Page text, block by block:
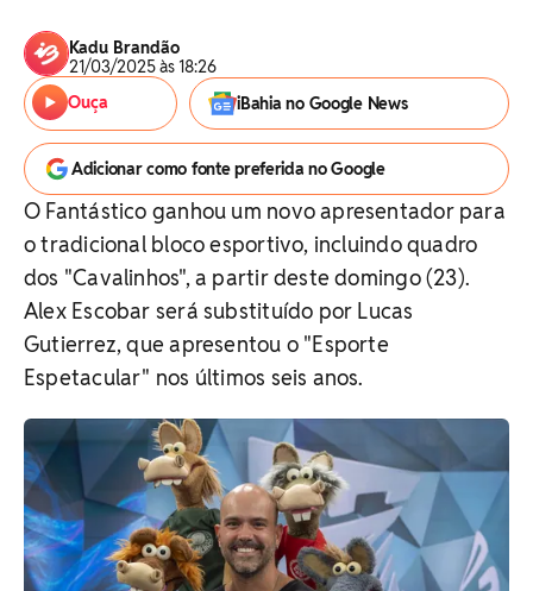
Kadu Brandão
21/03/2025 às 18:26
Ouça
iBahia no Google News
Adicionar como fonte preferida no Google
O Fantástico ganhou um novo apresentador para
o tradicional bloco esportivo, incluindo quadro
dos "Cavalinhos", a partir deste domingo (23).
Alex Escobar será substituído por Lucas
Gutierrez, que apresentou o "Esporte
Espetacular" nos últimos seis anos.